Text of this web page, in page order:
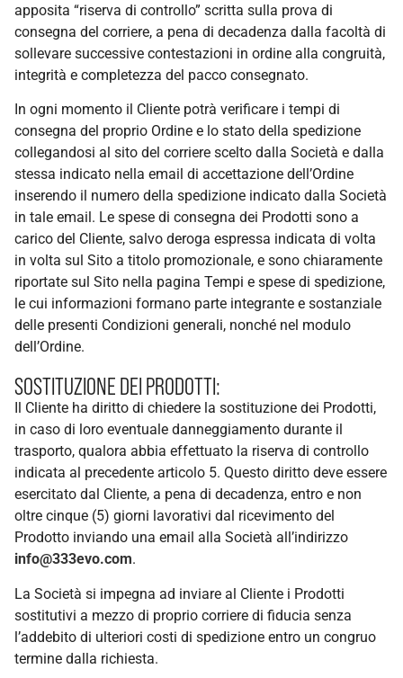
apposita “riserva di controllo” scritta sulla prova di
consegna del corriere, a pena di decadenza dalla facoltà di
sollevare successive contestazioni in ordine alla congruità,
integrità e completezza del pacco consegnato.
In ogni momento il Cliente potrà verificare i tempi di
consegna del proprio Ordine e lo stato della spedizione
collegandosi al sito del corriere scelto dalla Società e dalla
stessa indicato nella email di accettazione dell’Ordine
inserendo il numero della spedizione indicato dalla Società
in tale email. Le spese di consegna dei Prodotti sono a
carico del Cliente, salvo deroga espressa indicata di volta
in volta sul Sito a titolo promozionale, e sono chiaramente
riportate sul Sito nella pagina Tempi e spese di spedizione,
le cui informazioni formano parte integrante e sostanziale
delle presenti Condizioni generali, nonché nel modulo
dell’Ordine.
SOSTITUZIONE DEI PRODOTTI:
Il Cliente ha diritto di chiedere la sostituzione dei Prodotti,
in caso di loro eventuale danneggiamento durante il
trasporto, qualora abbia effettuato la riserva di controllo
indicata al precedente articolo 5. Questo diritto deve essere
esercitato dal Cliente, a pena di decadenza, entro e non
oltre cinque (5) giorni lavorativi dal ricevimento del
Prodotto inviando una email alla Società all’indirizzo
info@333evo.com.
La Società si impegna ad inviare al Cliente i Prodotti
sostitutivi a mezzo di proprio corriere di fiducia senza
l’addebito di ulteriori costi di spedizione entro un congruo
termine dalla richiesta.